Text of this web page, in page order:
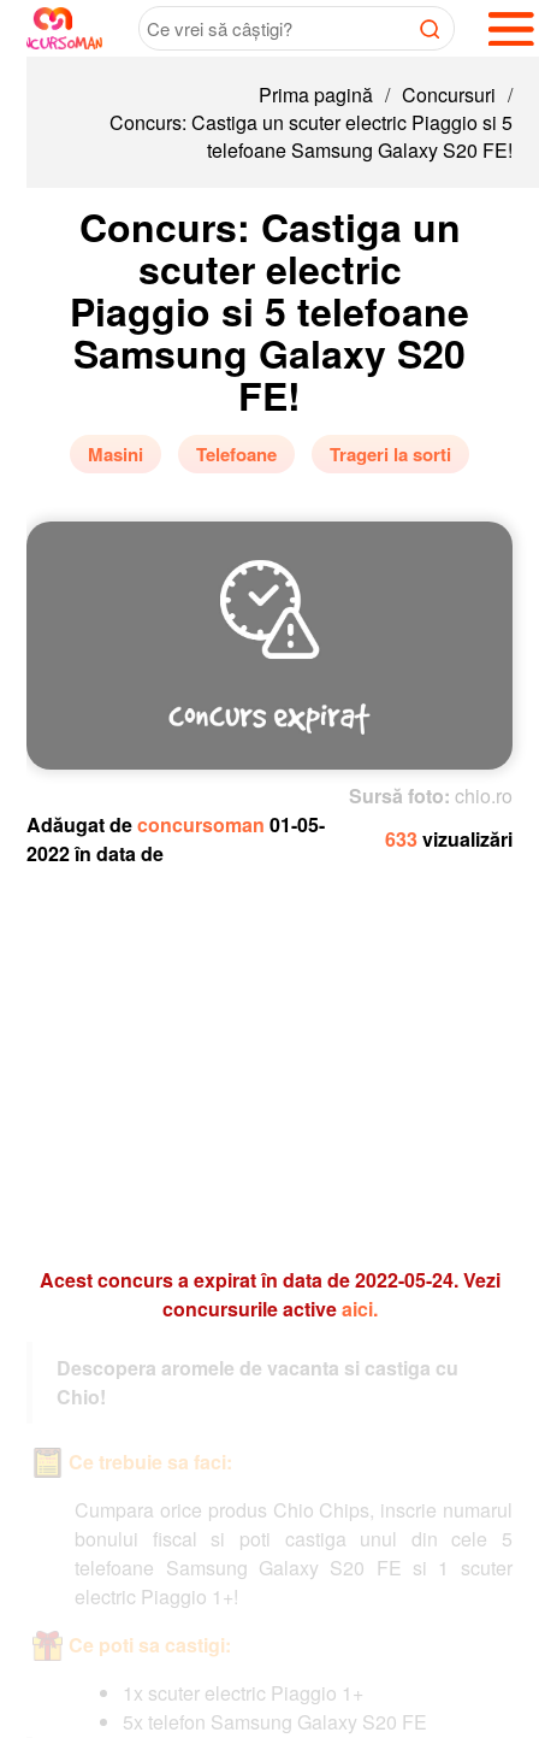
Prima pagină / Concursuri /
Concurs: Castiga un scuter electric Piaggio si 5
telefoane Samsung Galaxy S20 FE!
Concurs: Castiga un
scuter electric
Piaggio si 5 telefoane
Samsung Galaxy S20
FE!
Masini Telefoane Trageri la sorti
Sursă foto:chio.ro
Adăugat deconcursoman01-05-
2022 în data de
633vizualizări
Acest concurs a expirat în data de 2022-05-24. Vezi
concursurile activeaici.
Descopera aromele de vacanta si castiga cu
Chio!
Ce trebuie sa faci:
Cumpara orice produs Chio Chips, inscrie numarul
bonului fiscal si poti castiga unul din cele 5
telefoane Samsung Galaxy S20 FE si 1 scuter
electric Piaggio 1+!
Ce poti sa castigi:
1x scuter electric Piaggio 1+
5x telefon Samsung Galaxy S20 FE